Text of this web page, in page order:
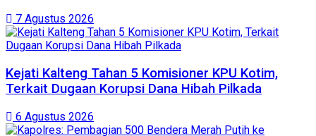
7 Agustus 2026
Kejati Kalteng Tahan 5 Komisioner KPU Kotim,
Terkait Dugaan Korupsi Dana Hibah Pilkada
6 Agustus 2026